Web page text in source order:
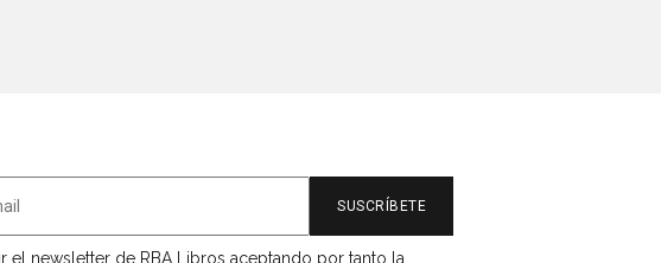
el newsletter de RBA Libros aceptando por tanto la